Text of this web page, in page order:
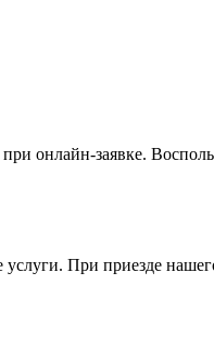
онлайн-заявке.
При приезде